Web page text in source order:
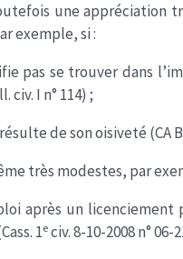
une appréciation
exemple, si :
pas se trouver dans
civ. I n° 114) ;
de son oisiveté (CA
très modestes, par
après un
1eciv. 8-10-2008 n° 06-